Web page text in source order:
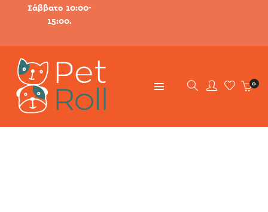
Σάββατο 10:00-
15:00.
0